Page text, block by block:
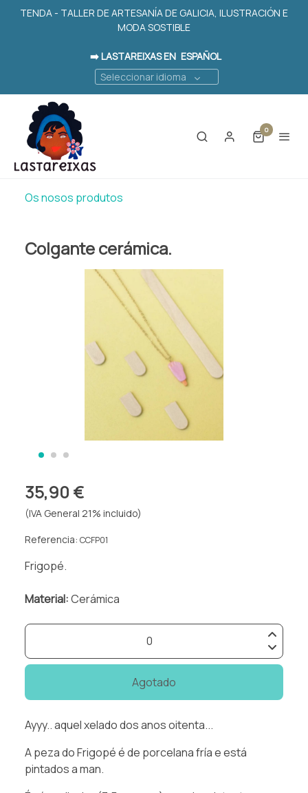
TENDA - TALLER DE ARTESANÍA DE GALICIA, ILUSTRACIÓN E
MODA SOSTIBLE
➡️ LASTAREIXAS EN ESPAÑOL
Seleccionar idioma
0
Os nosos produtos
Colgante cerámica.
35,90 €
(IVA General 21% incluido)
Referencia: CCFP01
Frigopé.
Material:Cerámica
Agotado
Ayyy.. aquel xelado dos anos oitenta...
A peza do Frigopé é de porcelana fría e está
pintados a man.